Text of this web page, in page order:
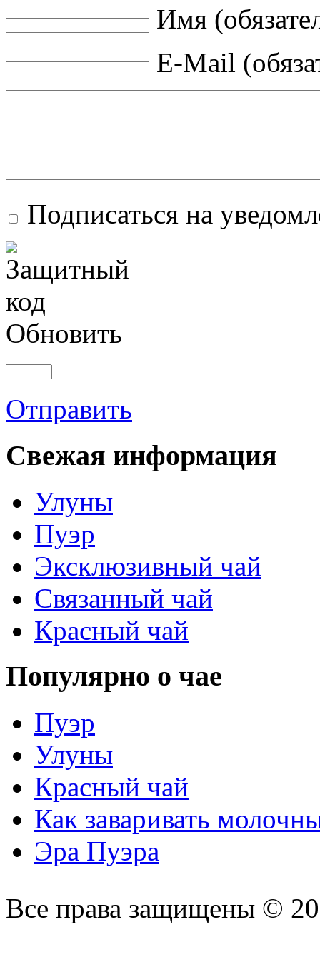
Имя
E-Mail
Подписаться на
Обновить
Отправить
Свежая информация
Улуны
Пуэр
Эксклюзивный чай
Связанный чай
Красный чай
Популярно о чае
Пуэр
Улуны
Красный чай
Как заваривать
Эра Пуэра
Все права защищены ©